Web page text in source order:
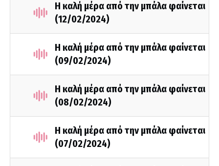
Η καλή μέρα από την μπάλα φαίνεται
(12/02/2024)
Η καλή μέρα από την μπάλα φαίνεται
(09/02/2024)
Η καλή μέρα από την μπάλα φαίνεται
(08/02/2024)
Η καλή μέρα από την μπάλα φαίνεται
(07/02/2024)